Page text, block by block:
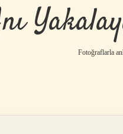
Fotoğraflarla